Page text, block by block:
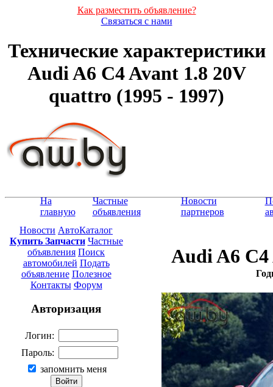
Как разместить объявление?
Связаться с нами
Технические характеристики
Audi A6 C4 Avant 1.8 20V
quattro (1995 - 1997)
На
главную
Частные
объявления
Новости
партнеров
Новости АвтоКаталог
Купить Запчасти Частные
объявления Поиск
автомобилей Подать
объявление Полезное
Контакты Форум
Авторизация
Логин:
Пароль:
запомнить меня
Audi A6